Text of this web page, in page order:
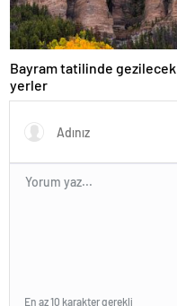
Bayram tatilinde gezilecek
yerler
En az 10 karakter gerekli